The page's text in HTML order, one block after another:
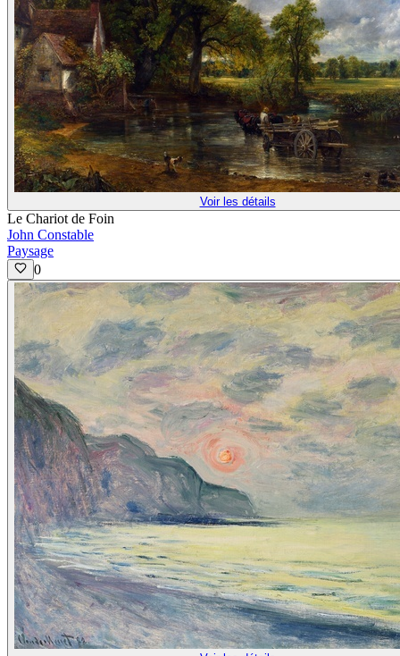
Voir les détails
Le Chariot de Foin
John Constable
Paysage
0